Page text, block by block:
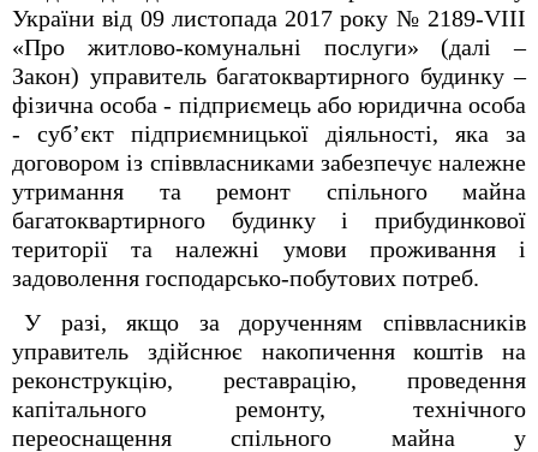
України від 09 листопада 2017 року № 2189-VIII
«Про житлово-комунальні послуги» (далі –
Закон) управитель багатоквартирного будинку –
фізична особа - підприємець або юридична особа
- суб’єкт підприємницької діяльності, яка за
договором із співвласниками забезпечує належне
утримання та ремонт спільного майна
багатоквартирного будинку і прибудинкової
території та належні умови проживання і
задоволення господарсько-побутових потреб.
У разі, якщо за дорученням співвласників
управитель здійснює накопичення коштів на
реконструкцію, реставрацію, проведення
капітального ремонту, технічного
переоснащення спільного майна у